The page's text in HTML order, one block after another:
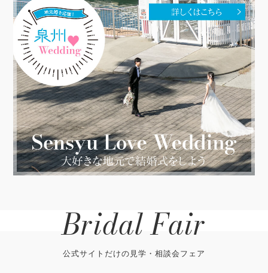
Bridal Fair
公式サイトだけの見学・相談会フェア